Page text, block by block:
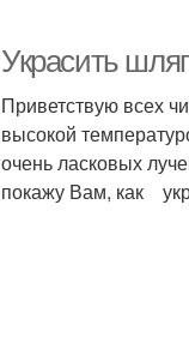
Украсить
Приветствую всех
высокой
очень ласковых
покажу Вам, как